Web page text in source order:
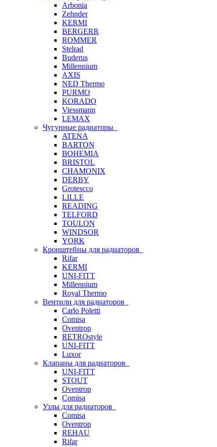
Arbonia
Zehnder
KERMI
BERGERR
ROMMER
Stelrad
Buderus
Millennium
AXIS
NED Thermo
PURMO
KORADO
Viessmann
LEMAX
Чугунные радиаторы
ATENA
BARTON
BOHEMIA
BRISTOL
CHAMONIX
DERBY
Grotescco
LILLE
READING
TELFORD
TOULON
WINDSOR
YORK
Кронштейны для радиаторов
Rifar
KERMI
UNI-FITT
Millennium
Royal Thermo
Вентили для радиаторов
Carlo Poletti
Comisa
Oventrop
RETROstyle
UNI-FITT
Luxor
Клапаны для радиаторов
UNI-FITT
STOUT
Oventrop
Comisa
Узлы для радиаторов
Comisa
Oventrop
REHAU
Rifar